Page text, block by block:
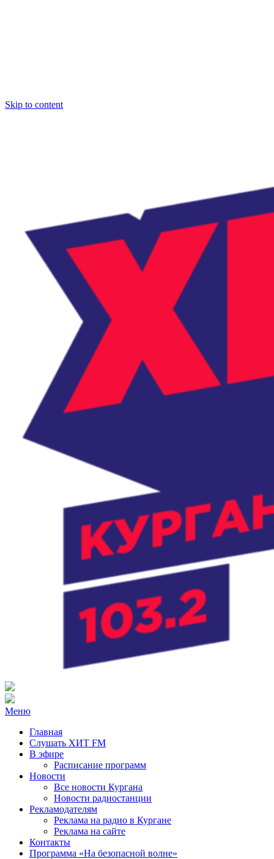
Skip to content
Радио ХИТ FM Курган
103.2 FM
Меню
Главная
Слушать ХИТ FM
В эфире
Расписание программ
Новости
Все новости Кургана
Новости радиостанции
Рекламодателям
Реклама на радио в Кургане
Реклама на сайте
Контакты
Программа «На безопасной волне»